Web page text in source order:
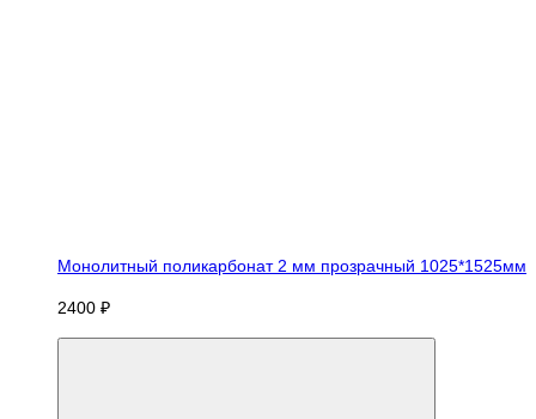
Монолитный поликарбонат 2 мм прозрачный 1025*1525мм
2400 ₽